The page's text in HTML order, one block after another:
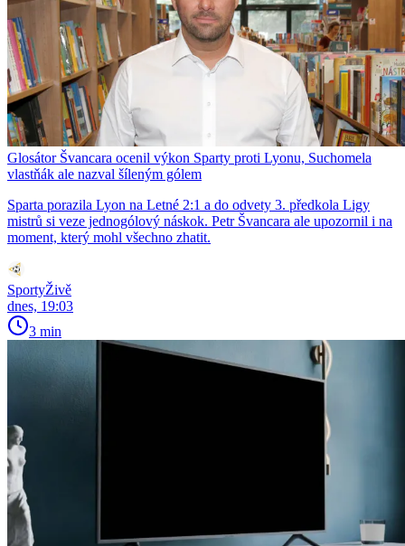
Glosátor Švancara ocenil výkon Sparty proti Lyonu, Suchomela
vlastňák ale nazval šíleným gólem
Sparta porazila Lyon na Letné 2:1 a do odvety 3. předkola Ligy
mistrů si veze jednogólový náskok. Petr Švancara ale upozornil i na
moment, který mohl všechno zhatit.
SportyŽivě
dnes, 19:03
3 min